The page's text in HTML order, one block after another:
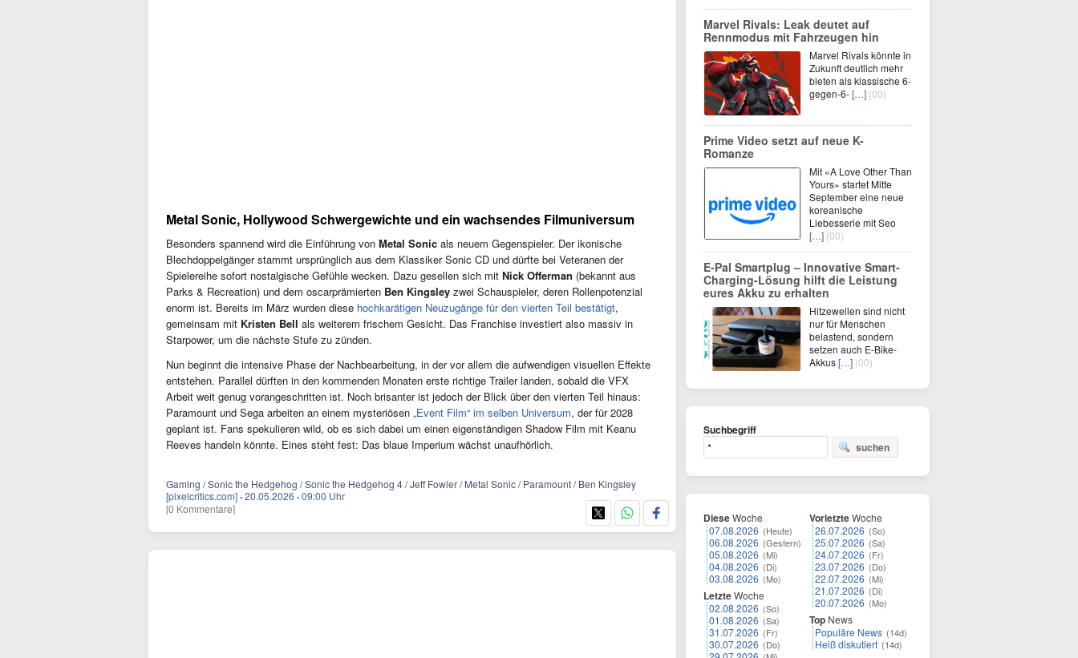
Metal Sonic, Hollywood Schwergewichte und ein wachsendes Filmuniversum
Besonders spannend wird die Einführung von Metal Sonic als neuem Gegenspieler. Der ikonische
Blechdoppelgänger stammt ursprünglich aus dem Klassiker Sonic CD und dürfte bei Veteranen der
Spielereihe sofort nostalgische Gefühle wecken. Dazu gesellen sich mit Nick Offerman (bekannt aus
Parks & Recreation) und dem oscarprämierten Ben Kingsley zwei Schauspieler, deren Rollenpotenzial
enorm ist. Bereits im März wurden diese hochkarätigen Neuzugänge für den vierten Teil bestätigt,
gemeinsam mit Kristen Bell als weiterem frischem Gesicht. Das Franchise investiert also massiv in
Starpower, um die nächste Stufe zu zünden.
Nun beginnt die intensive Phase der Nachbearbeitung, in der vor allem die aufwendigen visuellen Effekte
entstehen. Parallel dürften in den kommenden Monaten erste richtige Trailer landen, sobald die VFX
Arbeit weit genug vorangeschritten ist. Noch brisanter ist jedoch der Blick über den vierten Teil hinaus:
Paramount und Sega arbeiten an einem mysteriösen „Event Film“ im selben Universum, der für 2028
geplant ist. Fans spekulieren wild, ob es sich dabei um einen eigenständigen Shadow Film mit Keanu
Reeves handeln könnte. Eines steht fest: Das blaue Imperium wächst unaufhörlich.
Gaming / Sonic the Hedgehog / Sonic the Hedgehog 4 / Jeff Fowler / Metal Sonic / Paramount / Ben Kingsley
[pixelcritics.com] ·20.05.2026 ·09:00 Uhr
[0 Kommentare]
Marvel Rivals: Leak deutet auf
Rennmodus mit Fahrzeugen hin
Marvel Rivals könnte in
Zukunft deutlich mehr
bieten als klassische 6-
gegen-6-[…] (00)
Prime Video setzt auf neue K-
Romanze
Mit «A Love Other Than
Yours» startet Mitte
September eine neue
koreanische
Liebesserie mit Seo
[…] (00)
E-Pal Smartplug – Innovative Smart-
Charging-Lösung hilft die Leistung
eures Akku zu erhalten
Hitzewellen sind nicht
nur für Menschen
belastend, sondern
setzen auch E-Bike-
Akkus[…] (00)
Suchbegriff
suchen
DieseWoche
07.08.2026 (Heute)
06.08.2026 (Gestern)
05.08.2026 (Mi)
04.08.2026 (Di)
03.08.2026 (Mo)
LetzteWoche
02.08.2026 (So)
01.08.2026 (Sa)
31.07.2026 (Fr)
30.07.2026 (Do)
VorletzteWoche
26.07.2026 (So)
25.07.2026 (Sa)
24.07.2026 (Fr)
23.07.2026 (Do)
22.07.2026 (Mi)
21.07.2026 (Di)
20.07.2026 (Mo)
Top News
Populäre News (14d)
Heiß diskutiert (14d)